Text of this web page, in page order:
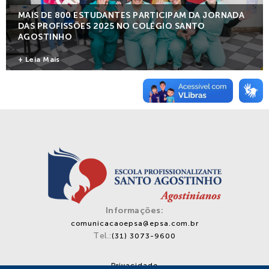
Notícias
Contato
Alunos
MAIS DE 800 ESTUDANTES PARTICIPAM DA JORNADA
DAS PROFISSÕES 2025 NO COLÉGIO SANTO
AGOSTINHO
+ Leia Mais
Informações:
comunicacaoepsa@epsa.com.br
Tel.:(31) 3073-9600
Privacidade